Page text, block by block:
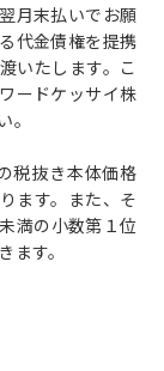
月末払いでお願
代金債権を提携
いたします。こ
ードケッサイ株
税抜き本体価格
ます。また、そ
満の小数第１位
す。